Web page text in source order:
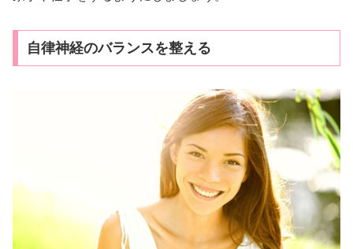
自律神経のバランスを整える